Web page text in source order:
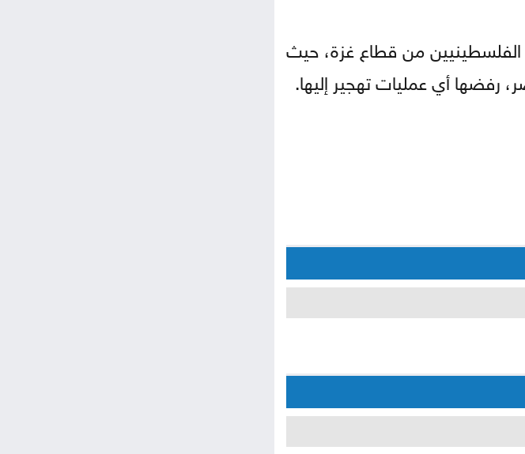
الفلسطينيين من قطاع غزة، حيث